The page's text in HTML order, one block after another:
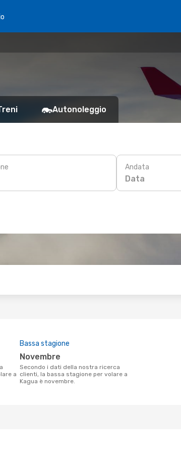
Autonoleggio
Andata
Data
a
Bassa stagione
novembre
Secondo i dati della nostra ricerca
clienti, la bassa stagione per volare a
Kagua è novembre.